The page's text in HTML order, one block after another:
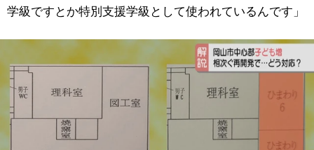
学級ですとか特別支援学級として使われているんです」